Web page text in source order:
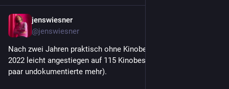
jenswiesner
@jenswiesner
Nach zwei Jahren praktisch ohne Kinobesuch ist die Statistik
2022 leicht angestiegen auf 115 Kinobesuche im Jahr (plus ein
paar undokumentierte mehr).